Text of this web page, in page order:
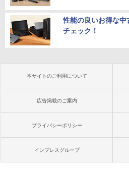
性能の良いお得な
チェック！
本サイトのご利用について
広告掲載のご案内
プライバシーポリシー
インプレスグループ